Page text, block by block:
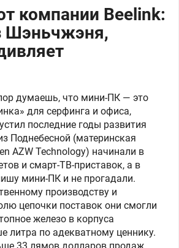
компании Beelink:
Шэньчжэня,
думаешь, что мини-ПК — это
для серфинга и офиса,
последние годы развития
Поднебесной (материнская
AZW Technology) начинали в
и смарт-ТВ-приставок, а в
мини-ПК и не прогадали.
производству и
цепочки поставок они смогли
железо в корпуса
литра по адекватному ценнику.